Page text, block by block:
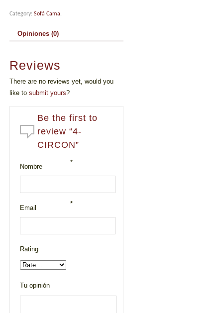
Category: Sofá Cama.
Opiniones (0)
Reviews
There are no reviews yet, would you
like to submit yours?
Be the first to
review “4-
CIRCON”
Nombre
*
Email
*
Rating
Tu opinión